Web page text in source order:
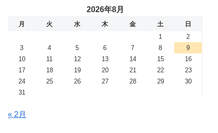
2026年8月
月 火 水 木 金 土
日
1
2
3
4 5 6 7 8
9
10
11 12 13 14 15
16
17
18 19 20 21 22
23
24
25 26 27 28 29
30
31
« 2月